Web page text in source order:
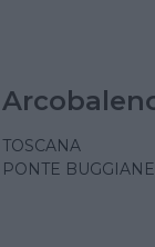
TOSCANA
PONTE